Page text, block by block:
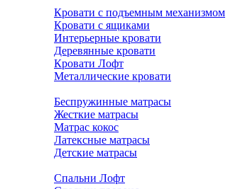
Кровати с подъемным механизмом
Кровати с ящиками
Интерьерные кровати
Деревянные кровати
Кровати Лофт
Металлические кровати
Беспружинные матрасы
Жесткие матрасы
Матрас кокос
Латексные матрасы
Детские матрасы
Спальни Лофт